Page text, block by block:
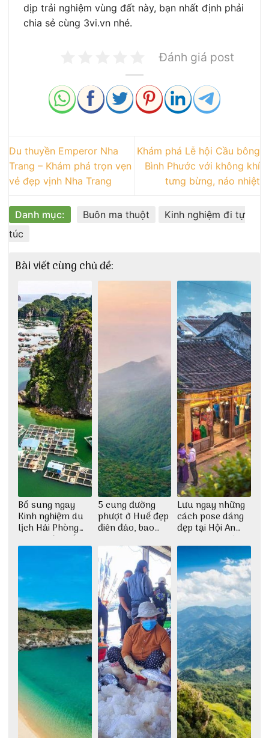
dịp trải nghiệm vùng đất này, bạn nhất định phải
chia sẻ cùng 3vi.vn nhé.
Đánh giá post
Du thuyền Emperor Nha
Trang – Khám phá trọn vẹn
vẻ đẹp vịnh Nha Trang
Khám phá Lễ hội Cầu bông
Bình Phước với không khí
tưng bừng, náo nhiệt
Danh mục: Buôn ma thuột
Kinh nghiệm đi tự
túc
Bài viết cùng chủ đề:
Bổ sung ngay
Kinh nghiệm du
lịch Hải Phòng
2022 mới nhất
5 cung đường
phượt ở Huế đẹp
điên đảo, bao
dịch
Lưu ngay những
cách pose dáng
đẹp tại Hội An
cho dân nghiện
sống ảo